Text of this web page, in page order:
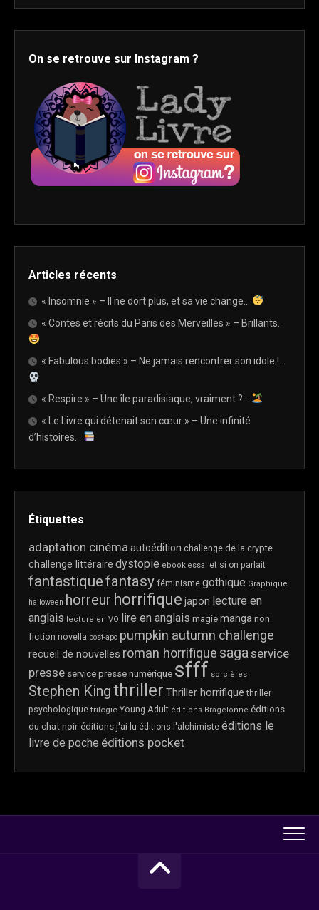
On se retrouve sur Instagram ?
Articles récents
« Insomnie » – Il ne dort plus, et sa vie change…
« Contes et récits du Paris des Merveilles » – Brillants…
« Fabulous bodies » – Ne jamais rencontrer son idole !…
« Respire » – Une île paradisiaque, vraiment ?…
« Le Livre qui détenait son cœur » – Une infinité
d’histoires…
Étiquettes
adaptation cinémaautoédition challenge de la crypte
challenge littéraire dystopie ebook essai et si on parlait
fantastiquefantasy féminisme gothique Graphique
halloween horreur horrifique japon lecture en
anglais lecture en VO lire en anglais magie manga non
fiction novella post-apo pumpkin autumn challenge
recueil de nouvelles roman horrifique sagaservice
presse service presse numérique sfff sorcières
Stephen Kingthriller Thriller horrifique thriller
psychologique trilogie Young Adult éditions Bragelonne éditions
du chat noir éditions j'ai lu éditions l'alchimiste éditions le
livre de poche éditions pocket